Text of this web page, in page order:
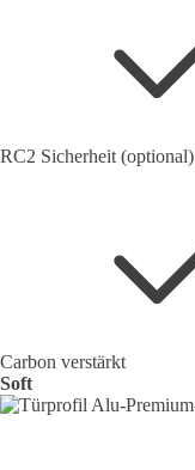
RC2 Sicherheit (optional)
Carbon verstärkt
Soft